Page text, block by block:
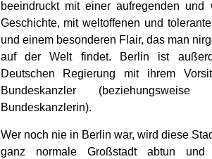
beeindruckt mit einer aufregenden und
Geschichte, mit weltoffenen und
und einem besonderen Flair, das man
auf der Welt findet. Berlin ist
Deutschen Regierung mit ihrem
Bundeskanzler
Bundeskanzlerin).
Wer noch nie in Berlin war, wird diese
ganz normale Großstadt abtun